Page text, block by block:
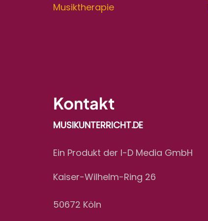
Musiktherapie
Kontakt
MUSIKUNTERRICHT.DE
Ein Produkt der I-D Media GmbH
Kaiser-Wilhelm-Ring 26
50672 Köln